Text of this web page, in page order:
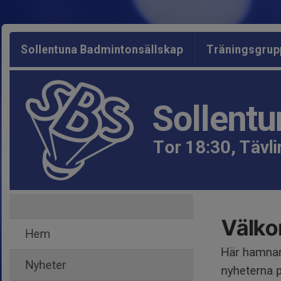
Sollentuna Badmintonsällskap
Tor 18:30,
Hem
Nyheter
Här
nyheterna